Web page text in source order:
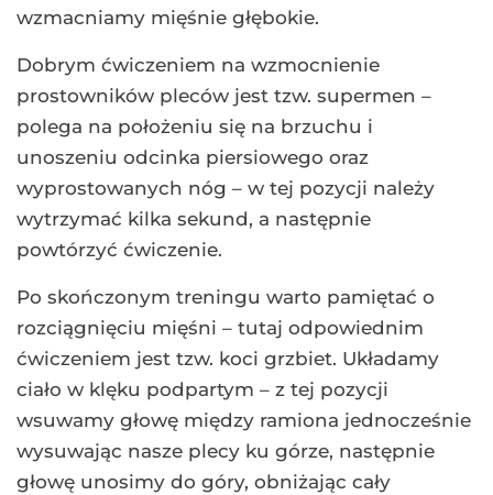
wzmacniamy mięśnie głębokie.
Dobrym ćwiczeniem na wzmocnienie
prostowników pleców jest tzw. supermen –
polega na położeniu się na brzuchu i
unoszeniu odcinka piersiowego oraz
wyprostowanych nóg – w tej pozycji należy
wytrzymać kilka sekund, a następnie
powtórzyć ćwiczenie.
Po skończonym treningu warto pamiętać o
rozciągnięciu mięśni – tutaj odpowiednim
ćwiczeniem jest tzw. koci grzbiet. Układamy
ciało w klęku podpartym – z tej pozycji
wsuwamy głowę między ramiona jednocześnie
wysuwając nasze plecy ku górze, następnie
głowę unosimy do góry, obniżając cały